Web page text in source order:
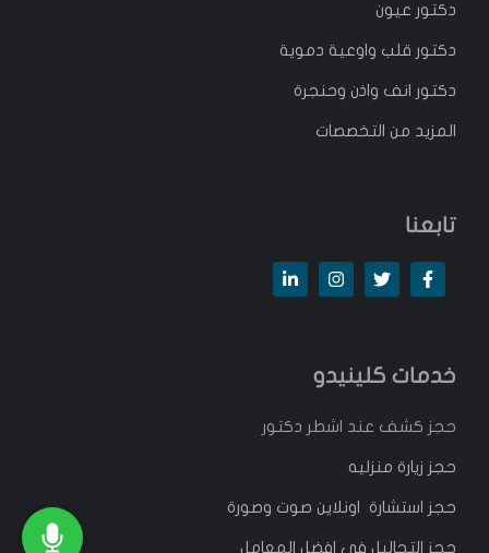
دكتور عيون
دكتور قلب واوعية دموية
دكتور انف واذن وحنجرة
المزيد من التخصصات
تابعنا
خدمات كلينيدو
حجز كشف عند اشطر دكتور
حجز زيارة منزليه
حجز استشارة اونلاين صوت وصورة
حجز التحاليل في افضل المعامل